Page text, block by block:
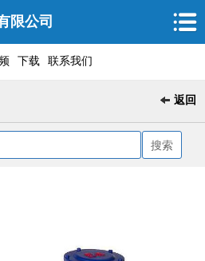
限公司
下载 联系我们
返回